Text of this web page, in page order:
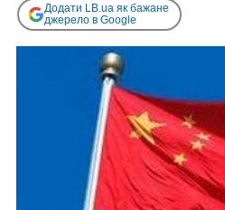
Додати LB.ua як бажане
джерело в Google